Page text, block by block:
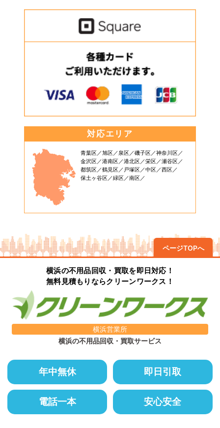
対応エリア
青葉区 旭区 泉区 磯子区
神奈川区
金沢区
港南区 港北区 栄区
瀬谷区
都筑区
鶴見区 戸塚区 中区
西区
保土ヶ谷区
緑区 南区
ページTOPへ
横浜の不用品回収・買取を即日対応！
無料見積もりならクリーンワークス！
横浜営業所
横浜の不用品回収・買取サービス
年中無休 即日引取
電話一本 安心安全